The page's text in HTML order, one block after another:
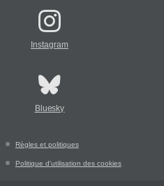
Instagram
Bluesky
Règles et politiques
Politique d'utilisation des cookies